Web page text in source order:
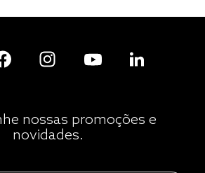
nossas promoções e
novidades.